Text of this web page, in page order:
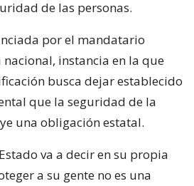
de las personas.
por el mandatario
instancia en la que
busca dejar establecido
que la seguridad de la
una obligación estatal.
va a decir en su propia
a su gente no es una